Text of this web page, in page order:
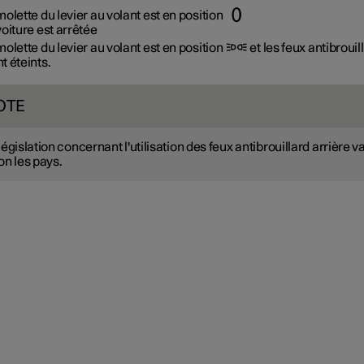
du levier au volant est en position
est arrêtée
du levier au volant est en position
et les feux
éteints.
concernant l'utilisation des feux antibrouillard arrière
les pays.